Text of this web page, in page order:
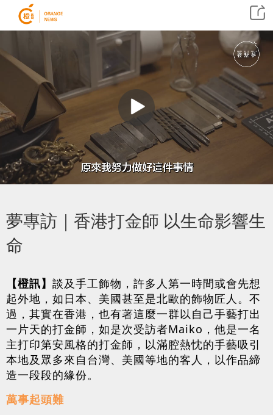
夢專訪｜香港打金師 以生命影響生
命
【橙訊】 談及手工飾物，許多人第一時間或會先想
起外地，如日本、美國甚至是北歐的飾物匠人。不
過，其實在香港，也有著這麼一群以自己手藝打出
一片天的打金師，如是次受訪者Maiko，他是一名
主打印第安風格的打金師，以滿腔熱忱的手藝吸引
本地及眾多來自台灣、美國等地的客人，以作品締
造一段段的緣份。
萬事起頭難